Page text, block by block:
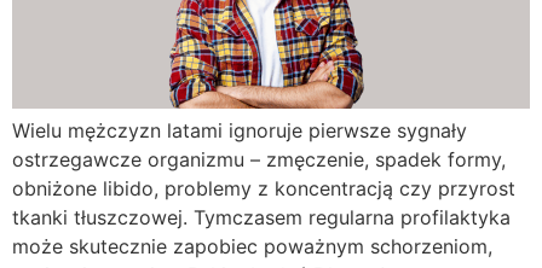
Wielu mężczyzn latami ignoruje pierwsze sygnały
ostrzegawcze organizmu – zmęczenie, spadek formy,
obniżone libido, problemy z koncentracją czy przyrost
tkanki tłuszczowej. Tymczasem regularna profilaktyka
może skutecznie zapobiec poważnym schorzeniom,